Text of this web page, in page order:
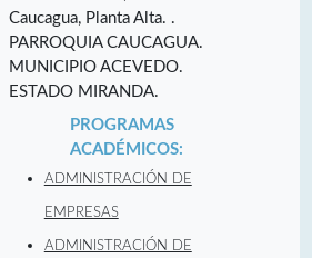
Caucagua, Planta Alta. .
PARROQUIA CAUCAGUA.
MUNICIPIO ACEVEDO.
ESTADO MIRANDA.
PROGRAMAS
ACADÉMICOS:
ADMINISTRACIÓN DE
EMPRESAS
ADMINISTRACIÓN DE